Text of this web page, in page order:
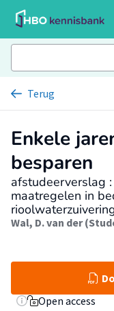
Terug
Enkele
besparen
afstudeerverslag
maatregelen in
Wal, D. van der
Open access